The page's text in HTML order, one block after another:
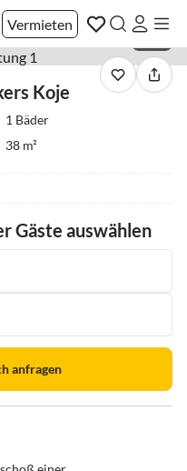
Vermieten
Koje
1 Bäder
38 m²
Gäste auswählen
anfragen